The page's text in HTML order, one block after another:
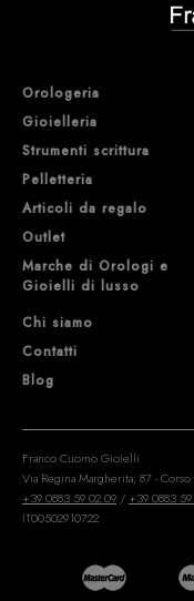
Orologeria
Gioielleria
Strumenti scrittura
Pelletteria
Articoli da regalo
Outlet
Marche di Orologi e
Gioielli di lusso
Chi siamo
Contatti
Blog
Franco Cuomo Gioielli
Via Regina Margherita, 87 -
+39 0883 59 02 09 / +39 0883
IT00502910722